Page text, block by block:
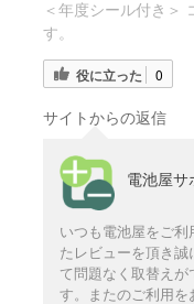
＜年度シール付き＞
す。
役に立った 0
サイトからの返信
電池屋サ
いつも電池屋をご利
たレビューを頂き誠
て問題なく取替えが
す。またのご利用を